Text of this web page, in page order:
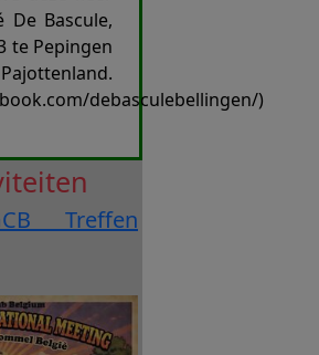
De Bascule,
te Pepingen
debasculebellingen/)
Treffen